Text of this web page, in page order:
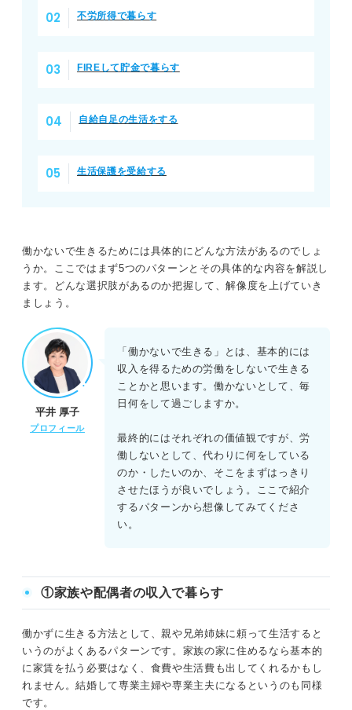
不労所得で暮らす
FIREして貯金で暮らす
自給自足の生活をする
生活保護を受給する
働かないで生きるためには具体的にどんな方法があるのでしょ
うか。ここではまず5つのパターンとその具体的な内容を解説し
ます。どんな選択肢があるのか把握して、解像度を上げていき
ましょう。
平井 厚子
プロフィール
「働かないで生きる」とは、基本的には
収入を得るための労働をしないで生きる
ことかと思います。働かないとして、毎
日何をして過ごしますか。
最終的にはそれぞれの価値観ですが、労
働しないとして、代わりに何をしている
のか・したいのか、そこをまずはっきり
させたほうが良いでしょう。ここで紹介
するパターンから想像してみてくださ
い。
①家族や配偶者の収入で暮らす
働かずに生きる方法として、親や兄弟姉妹に頼って生活すると
いうのがよくあるパターンです。家族の家に住めるなら基本的
に家賃を払う必要はなく、食費や生活費も出してくれるかもし
れません。結婚して専業主婦や専業主夫になるというのも同様
です。